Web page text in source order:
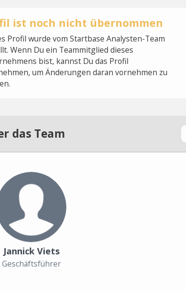
ist noch nicht übernommen
Profil wurde vom Startbase Analysten-Team
Wenn Du ein Teammitglied dieses
bist, kannst Du das Profil
um Änderungen daran vornehmen zu
das Team
Jannick Viets
Geschäftsführer